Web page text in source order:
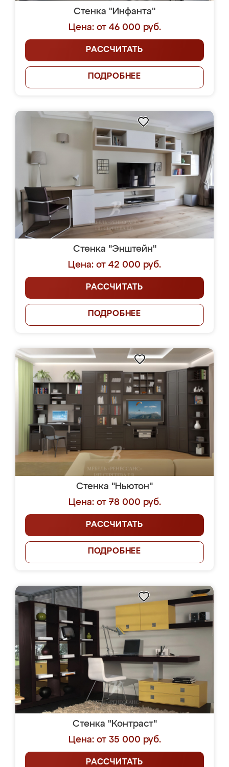
Стенка "Инфанта"
Цена: от 46 000 руб.
РАССЧИТАТЬ
ПОДРОБНЕЕ
Стенка "Энштейн"
Цена: от 42 000 руб.
РАССЧИТАТЬ
ПОДРОБНЕЕ
Стенка "Ньютон"
Цена: от 78 000 руб.
РАССЧИТАТЬ
ПОДРОБНЕЕ
Стенка "Контраст"
Цена: от 35 000 руб.
РАССЧИТАТЬ